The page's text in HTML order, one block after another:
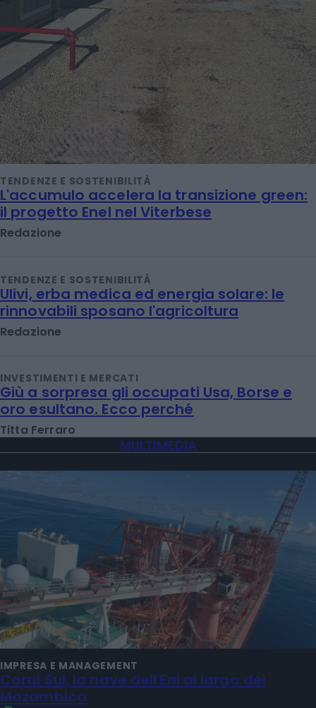
TENDENZE E SOSTENIBILITÀ
L'accumulo accelera la transizione green:
il progetto Enel nel Viterbese
Redazione
TENDENZE E SOSTENIBILITÀ
Ulivi, erba medica ed energia solare: le
rinnovabili sposano l'agricoltura
Redazione
INVESTIMENTI E MERCATI
Giù a sorpresa gli occupati Usa, Borse e
oro esultano. Ecco perché
Titta Ferraro
MULTIMEDIA
IMPRESA E MANAGEMENT
Coral Sul, la nave dell'Eni al largo del
Mozambico